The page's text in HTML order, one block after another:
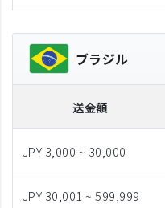
ブラジル
送金額
JPY 3,000 ~ 30,000
JPY 30,001 ~ 599,999